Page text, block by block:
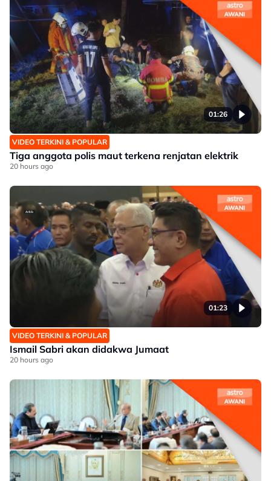
01:26
VIDEO TERKINI & POPULAR
Tiga anggota polis maut terkena renjatan elektrik
20 hours ago
01:23
VIDEO TERKINI & POPULAR
Ismail Sabri akan didakwa Jumaat
20 hours ago